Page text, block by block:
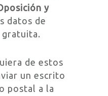
y
datos de
de estos
un escrito
postal a la